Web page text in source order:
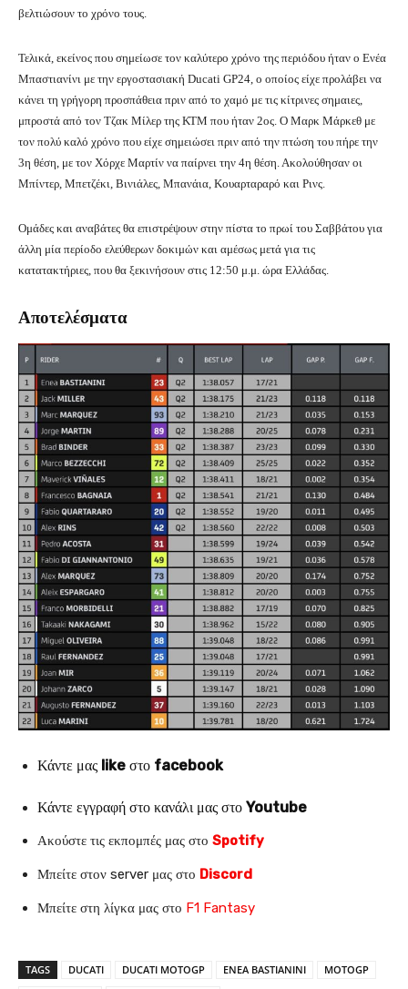
βελτιώσουν το χρόνο τους.
Τελικά, εκείνος που σημείωσε τον καλύτερο χρόνο της περιόδου ήταν ο Ενέα
Μπαστιανίνι με την εργοστασιακή Ducati GP24, ο οποίος είχε προλάβει να
κάνει τη γρήγορη προσπάθεια πριν από το χαμό με τις κίτρινες σημαιες,
μπροστά από τον Τζακ Μίλερ της ΚΤΜ που ήταν 2ος. Ο Μαρκ Μάρκεθ με
τον πολύ καλό χρόνο που είχε σημειώσει πριν από την πτώση του πήρε την
3η θέση, με τον Χόρχε Μαρτίν να παίρνει την 4η θέση. Ακολούθησαν οι
Μπίντερ, Μπετζέκι, Βινιάλες, Μπανάια, Κουαρταραρό και Ρινς.
Ομάδες και αναβάτες θα επιστρέψουν στην πίστα το πρωί του Σαββάτου για
άλλη μία περίοδο ελεύθερων δοκιμών και αμέσως μετά για τις
κατατακτήριες, που θα ξεκινήσουν στις 12:50 μ.μ. ώρα Ελλάδας.
Αποτελέσματα
Κάντε μας like στο facebook
Κάντε εγγραφή στο κανάλι μας στο Youtube
Ακούστε τις εκπομπές μας στο Spotify
Μπείτε στον server μας στο Discord
Μπείτε στη λίγκα μας στο F1 Fantasy
TAGS DUCATI DUCATI MOTOGP ENEA BASTIANINI
MOTOGP